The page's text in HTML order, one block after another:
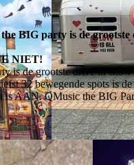
BIG party is de grootste
NIET!
is de grootste drive in
32 bewegende spots is
is AAN. QMusic the BIG